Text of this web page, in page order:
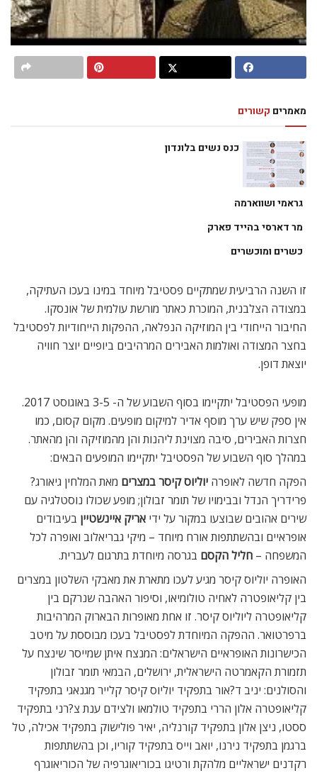
מאמרים קשורים
כנס נשים בלונדון
גראמי ושווארמה
מר דארסי בהייד פארק
כשרים ומוכשרים
זו השנה הרביעית שמתקיים פסטיבל מיוחד במינו בעכו העתיקה,
במצודה הצלבנית, המוכרת כאתר מורשת עולמית של אונסקו.
החיבור הייחודי בין המוזיקה הנפלאה, ההפקות הייחודיות לפסטיבל
בחצר המצודה ואולמות האבירים המרהיבים ביופיים יוצר חוויה
יוצאת דופן.
מופעי הפסטיבל יתקיימו בסוף השבוע של ה- 3-5 באוגוסט 2017.
אין ספק שיש ערך מוסף אדיר למיקום מופעים. מקום קסום, כמו
חצרות האבירים, סיבה מצוינת ליהנות והן מהמוזיקה והן מהאתר.
במהלך סוף השבוע של הפסטיבל יתקיימו המופעים הבאים:
הפקה חדשה לאופרה יוליוס קיסר במצרים מאת המלחין גיאורג?
פרידריך הנדל ובבימויו של תומר זבולון; מופע שכולו נוסטלגיה עם
שירים אהובים שבוצעו במקור על ידי אריק איינשטיין בעיבודים
אופראיים ובהשתתפות אורח מיוחד – מיקי גבריאלוב ואופרה לכל
המשפחה – חליל הקסם בגרסה מיוחדת בתרגום לעברית.
האופרה יוליוס קיסר מגיע לעכו מתארת את מאבקי השלטון במצרים
בין קליאופטרה לאחיה טולומיאו, וסיפור האהבה שנרקם בין
קליאופטרה ליוליוס קיסר. זו אחת מאופרות הבארוק המרהיבות
ברפרטואר. ההפקה המיוחדת לפסטיבל בעכו מבוססת על מיטב
הכישרונות האופראיים הישראלים: המנצח איתן שמייסר שינצח על
תזמורת הקאמרטה הישראלית, ירושלים, הבמאי תומר זבולון
והסולנים: יניב ד?אור בתפקיד יוליוס קיסר קלייר מגנאגי בתפקיד
קליאופטרה אלון הררי בתפקיד טולמאו ולצידם ענת צ?רני בתפקיד
ססטו, ניצן אלון בתפקיד קורנליה, יאיר פולישוק בתפקיד אכילה, טל
ברגמן בתפקיד נירנו, יואב וייס בתפקיד קוריו, וכן בהשתתפות
רקדנים ישראליים מלהקת ורטיגו בכוריאוגרפיה של הכוריאוגרף